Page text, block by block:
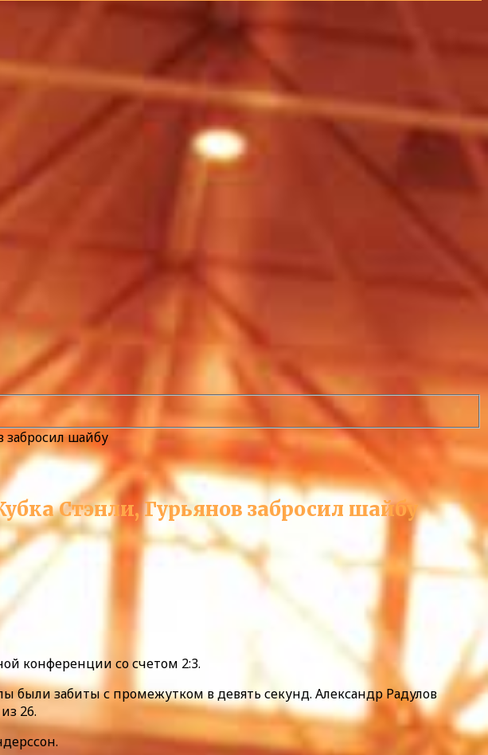
забросил шайбу
Стэнли, Гурьянов забросил шайбу
конференции со счетом 2:3.
были забиты с промежутком в девять секунд. Александр Радулов
26.